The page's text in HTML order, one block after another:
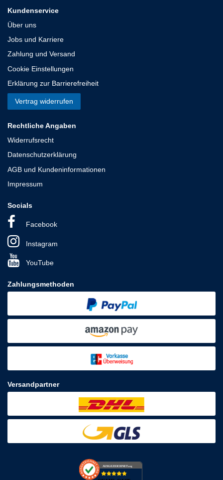
Kundenservice
Über uns
Jobs und Karriere
Zahlung und Versand
Cookie Einstellungen
Erklärung zur Barrierefreiheit
Vertrag widerrufen
Rechtliche Angaben
Widerrufsrecht
Datenschutzerklärung
AGB und Kundeninformationen
Impressum
Socials
Facebook
Instagram
YouTube
Zahlungsmethoden
Versandpartner
AUSGEZEICHNET.org